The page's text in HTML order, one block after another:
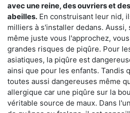
avec une reine, des ouvriers et
abeilles. En construisant leur nid,
milliers à s'installer dedans. Aussi,
même juste vous l'approchez,
grandes risques de piqûre. Pour
asiatiques, la piqûre est
ainsi que pour les enfants. Tandis
toutes aussi dangereuses même
allergique car une piqûre sur la
véritable source de maux. Dans